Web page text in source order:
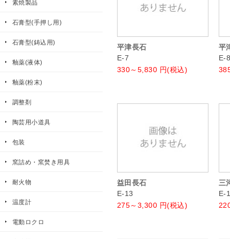
素焼製品
石膏型(手押し用)
石膏型(鋳込用)
釉薬(液体)
釉薬(粉末)
調整剤
陶芸用小道具
包装
窯詰め・窯焚き用具
耐火物
温度計
電動ロクロ
平津長石
E-7
330～5,830 円(税込)
平
E-
益田長石
E-13
275～3,300 円(税込)
三
E-